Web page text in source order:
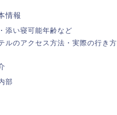
情報
添い寝可能年齢など
ルのアクセス方法・実際の行き方
部